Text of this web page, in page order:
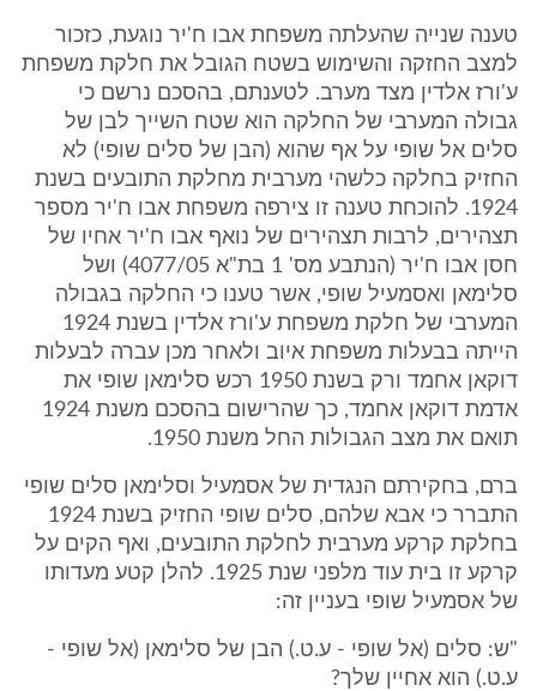
טענה שנייה שהעלתה משפחת אבו ח'יר נוגעת, כזכור
למצב החזקה והשימוש בשטח הגובל את חלקת משפחת
ע'ורז אלדין מצד מערב. לטענתם, בהסכם נרשם כי
גבולה המערבי של החלקה הוא שטח השייך לבן של
סלים אל שופי על אף שהוא (הבן של סלים שופי) לא
החזיק בחלקה כלשהי מערבית מחלקת התובעים בשנת
1924. להוכחת טענה זו צירפה משפחת אבו ח'יר מספר
תצהירים, לרבות תצהירים של נואף אבו ח'יר אחיו של
חסן אבו ח'יר (הנתבע מס' 1 בת"א 4077/05) ושל
סלימאן ואסמעיל שופי, אשר טענו כי החלקה בגבולה
המערבי של חלקת משפחת ע'ורז אלדין בשנת 1924
הייתה בבעלות משפחת איוב ולאחר מכן עברה לבעלות
דוקאן אחמד ורק בשנת 1950 רכש סלימאן שופי את
אדמת דוקאן אחמד, כך שהרישום בהסכם משנת 1924
תואם את מצב הגבולות החל משנת 1950.
ברם, בחקירתם הנגדית של אסמעיל וסלימאן סלים שופי
התברר כי אבא שלהם, סלים שופי החזיק בשנת 1924
בחלקת קרקע מערבית לחלקת התובעים, ואף הקים על
קרקע זו בית עוד מלפני שנת 1925. להלן קטע מעדותו
של אסמעיל שופי בעניין זה:
"ש: סלים (אל שופי - ע.ט.) הבן של סלימאן (אל שופי -
ע.ט.) הוא אחיין שלך?